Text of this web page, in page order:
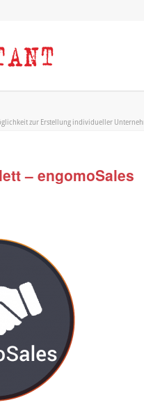
zur Erstellung individueller
– engomoSales